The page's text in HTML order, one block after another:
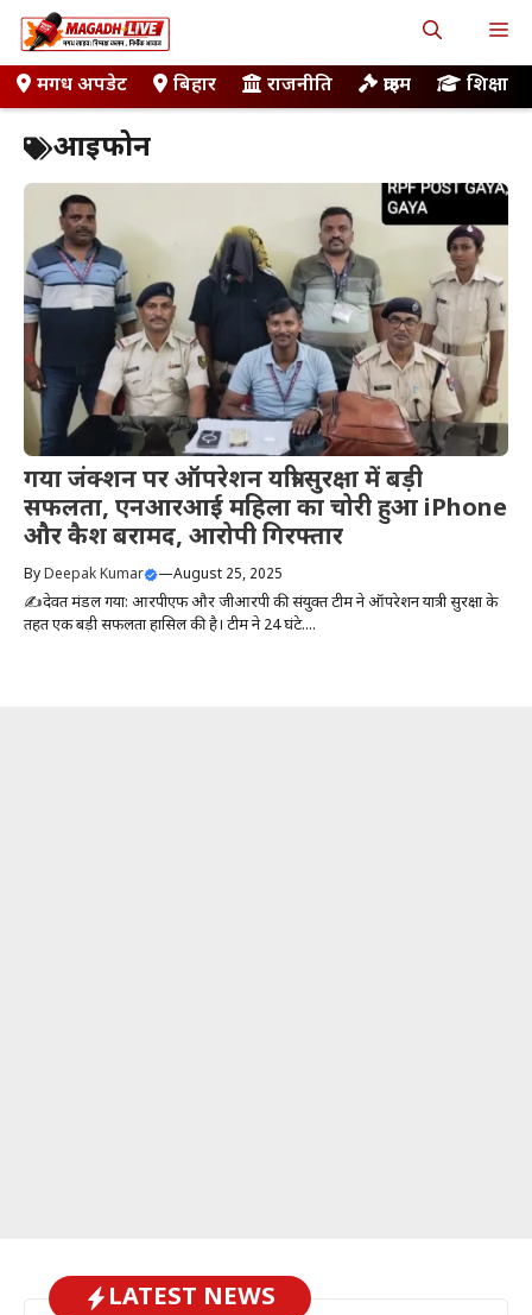
Skip
to
contentमगध अपडेट बिहार राजनीति क्राइम शिक्षा
आईफोन
गया जंक्शन पर ऑपरेशन यात्री सुरक्षा में बड़ी
सफलता, एनआरआई महिला का चोरी हुआ iPhone
और कैश बरामद, आरोपी गिरफ्तार
ByDeepak Kumar —August 25, 2025
✍️देवब्रत मंडल गया: आरपीएफ और जीआरपी की संयुक्त टीम ने ऑपरेशन यात्री सुरक्षा के
तहत एक बड़ी सफलता हासिल की है। टीम ने 24 घंटे....
LATEST NEWS